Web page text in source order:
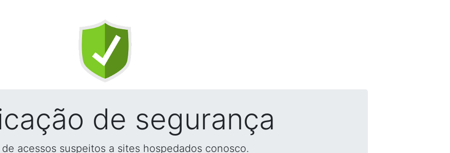
de segurança
acessos suspeitos a sites hospedados conosco.